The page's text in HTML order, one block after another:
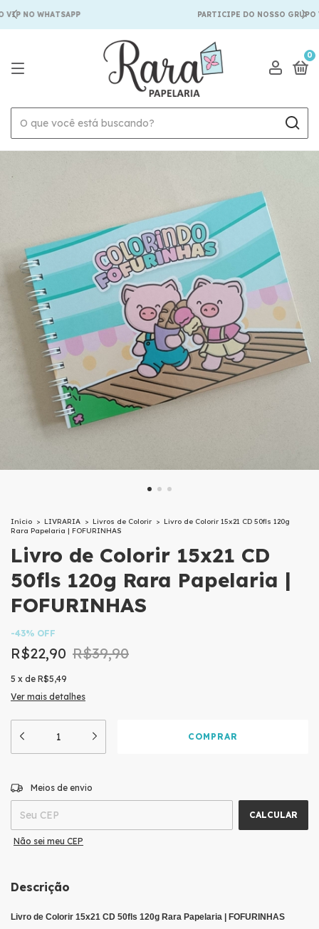
NO WHATSAPP PARTICIPE DO NOSSO GRUPO
0
Início > LIVRARIA > Livros de Colorir > Livro de Colorir 15x21 CD 50fls 120g
Rara Papelaria | FOFURINHAS
Livro de Colorir 15x21 CD
50fls 120g Rara Papelaria |
FOFURINHAS
-43% OFF
R$22,90 R$39,90
5 x de R$5,49
Ver mais detalhes
Entregas para o CEP:
Meios de envio
CALCULAR
Não sei meu CEP
Descrição
Livro de Colorir 15x21 CD 50fls 120g Rara Papelaria | FOFURINHAS